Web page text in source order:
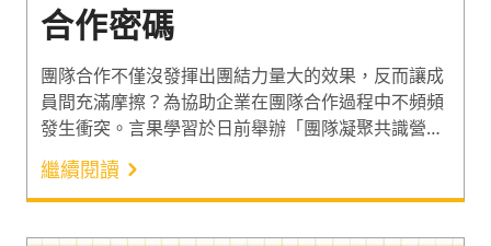
合作密碼
團隊合作不僅沒發揮出團結力量大的效果，反而讓成
員間充滿摩擦？為協助企業在團隊合作過程中不頻頻
發生衝突。言果學習於日前舉辦「團隊凝聚共識營」
人資體驗班，邀請樂高團隊共識營講師「吳尚霖」，
帶學員探索提升團隊合作效益的準則。透過寓教於樂
的樂高任務，讓人資夥伴從遊戲中看見職場合作縮
影，體會分工合作的價值。
繼續閱讀